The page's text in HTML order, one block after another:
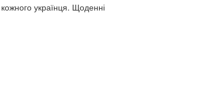
українця. Щоденні